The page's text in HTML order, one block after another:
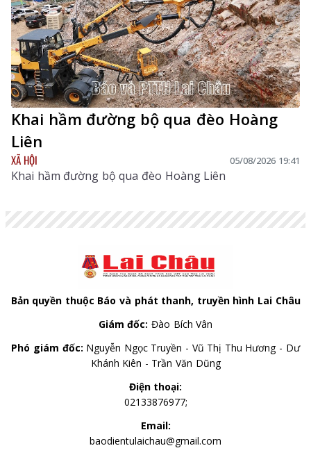
Khai hầm đường bộ qua đèo Hoàng
Liên
XÃ HỘI 05/08/2026 19:41
Khai hầm đường bộ qua đèo Hoàng Liên
Bản quyền thuộc Báo và phát thanh, truyền hình Lai Châu
Giám đốc: Đào Bích Vân
Phó giám đốc: Nguyễn Ngọc Truyền - Vũ Thị Thu Hương - Dư
Khánh Kiên - Trần Văn Dũng
Điện thoại:
02133876977;
Email:
baodientulaichau@gmail.com